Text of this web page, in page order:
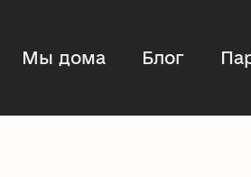
Мы дома Блог